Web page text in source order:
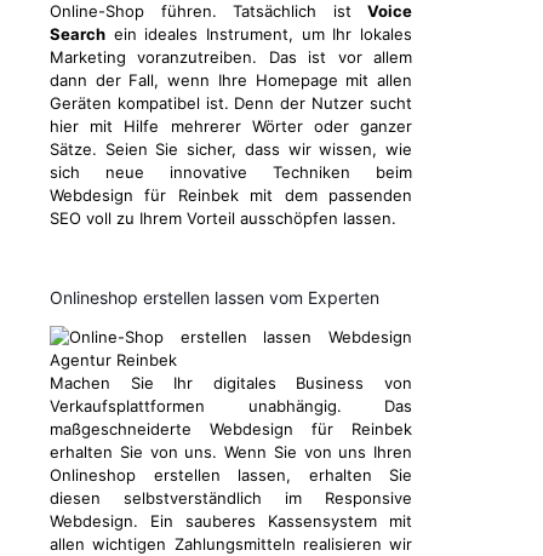
Online-Shop führen. Tatsächlich ist Voice
Search ein ideales Instrument, um Ihr lokales
Marketing voranzutreiben. Das ist vor allem
dann der Fall, wenn Ihre Homepage mit allen
Geräten kompatibel ist. Denn der Nutzer sucht
hier mit Hilfe mehrerer Wörter oder ganzer
Sätze. Seien Sie sicher, dass wir wissen, wie
sich neue innovative Techniken beim
Webdesign für Reinbek mit dem passenden
SEO voll zu Ihrem Vorteil ausschöpfen lassen.
Onlineshop erstellen lassen vom Experten
Machen Sie Ihr digitales Business von
Verkaufsplattformen unabhängig. Das
maßgeschneiderte Webdesign für Reinbek
erhalten Sie von uns. Wenn Sie von uns Ihren
Onlineshop erstellen lassen, erhalten Sie
diesen selbstverständlich im Responsive
Webdesign. Ein sauberes Kassensystem mit
allen wichtigen Zahlungsmitteln realisieren wir